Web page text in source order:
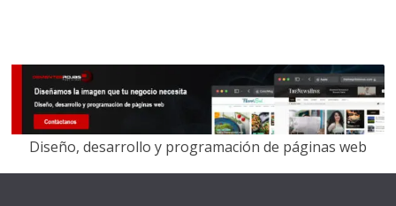
Diseño, desarrollo y programación de páginas web